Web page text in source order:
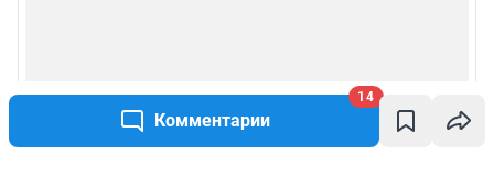
Комментарии
14